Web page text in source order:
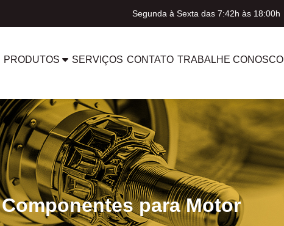
Segunda à Sexta das 7:42h às 18:00h
PRODUTOS SERVIÇOS CONTATO TRABALHE CONOSCO
Componentes para Motor